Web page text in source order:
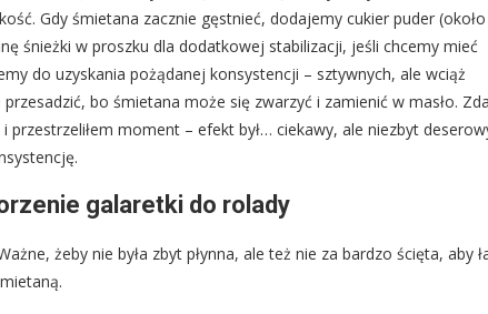
Gdy śmietana zacznie gęstnieć, dodajemy cukier puder
śnieżki w proszku dla dodatkowej stabilizacji, jeśli chcemy mieć
do uzyskania pożądanej konsystencji – sztywnych, ale wciąż
bo śmietana może się zwarzyć i zamienić w masło.
przestrzeliłem moment – efekt był… ciekawy, ale niezbyt
galaretki do rolady
żeby nie była zbyt płynna, ale też nie za bardzo ścięta, aby